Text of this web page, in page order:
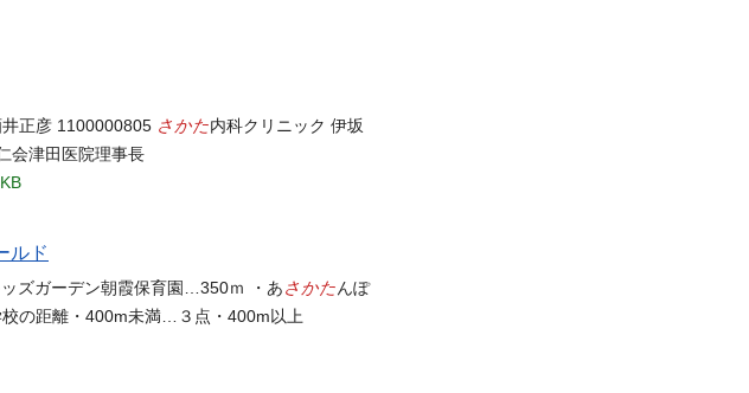
正彦 1100000805 さかた内科クリニック 伊坂
会津田医院理事長
ルド
ズガーデン朝霞保育園…350ｍ ・あ さかたんぽ
の距離・400m未満…３点・400m以上